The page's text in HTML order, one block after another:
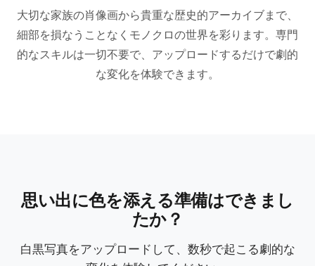
大切な家族の肖像画から貴重な歴史的アーカイブまで、
細部を損なうことなくモノクロの世界を彩ります。専門
的なスキルは一切不要で、アップロードするだけで劇的
な変化を体験できます。
オリジナル 着色後
思い出に色を添える準備はできまし
たか？
白黒写真をアップロードして、数秒で起こる劇的な